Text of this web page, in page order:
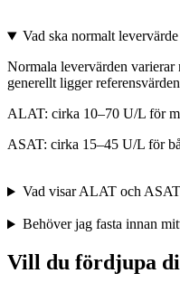
Vad ska normalt
Normala levervärden varierar
generellt ligger
ALAT: cirka 10–70 U/L för
ASAT: cirka 15–45 U/L för
Vad visar ALAT och
Behöver jag fasta innan
Vill du fördjupa